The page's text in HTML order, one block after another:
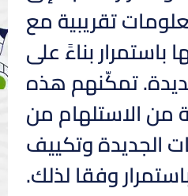
تقريبية مع
بناءً على
تمكّنهم هذه
من الاستلهام من
الجديدة وتكييف
وفقا لذلك.